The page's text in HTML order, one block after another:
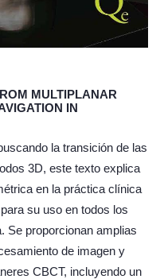
MULTIPLANAR
IN
la transición de las
3D, este texto explica
en la práctica clínica
su uso en todos los
Se proporcionan amplias
de imagen y
CBCT, incluyendo un